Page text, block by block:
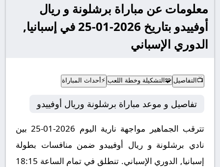
معلومات عن مباراة برشلونة و ريال
أوفييدو بتاريخ 2026-01-25 في إسبانيا,
الدوري الإسباني
📺 التفاصيل 🧩 التشكيلة وخطة اللعب ⚡ أحداث المباراة
تفاصيل و موعد مباراة برشلونة وريال أوفييدو
تترقب الجماهير مواجهة نارية اليوم 2026-01-25 بين
نادي برشلونة و ريال أوفييدو ضمن منافسات بطولة
إسبانيا, الدوري الإسباني.
تنطلق في تمام الساعة 18:15